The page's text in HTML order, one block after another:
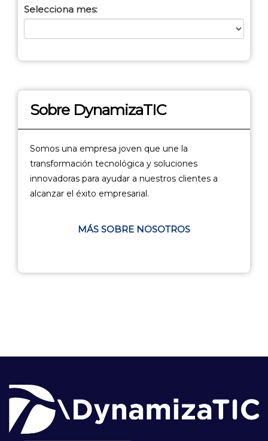
Selecciona mes:
Sobre DynamizaTIC
Somos una empresa joven que une la
transformación tecnológica y soluciones
innovadoras para ayudar a nuestros clientes a
alcanzar el éxito empresarial.
MÁS SOBRE NOSOTROS